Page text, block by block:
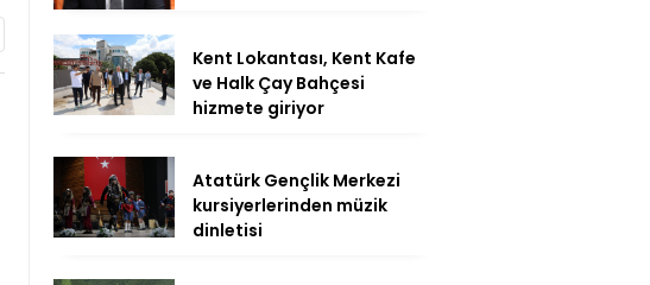
Kent Lokantası, Kent Kafe
ve Halk Çay Bahçesi
hizmete giriyor
Atatürk Gençlik Merkezi
kursiyerlerinden müzik
dinletisi